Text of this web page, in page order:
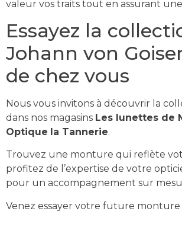
valeur vos traits tout en assurant
Essayez la
Johann von
de chez vous
Nous vous invitons à découvrir la
dans nos magasins Les lunettes de
Optique la Tannerie.
Trouvez une monture qui reflète
profitez de l’expertise de votre
pour un accompagnement sur
Venez essayer votre future